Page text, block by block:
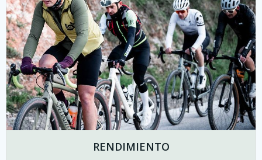
RENDIMIENTO